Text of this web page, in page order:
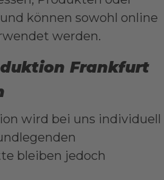
können sowohl online
werden.
Frankfurt
wird bei uns individuell
bleiben jedoch